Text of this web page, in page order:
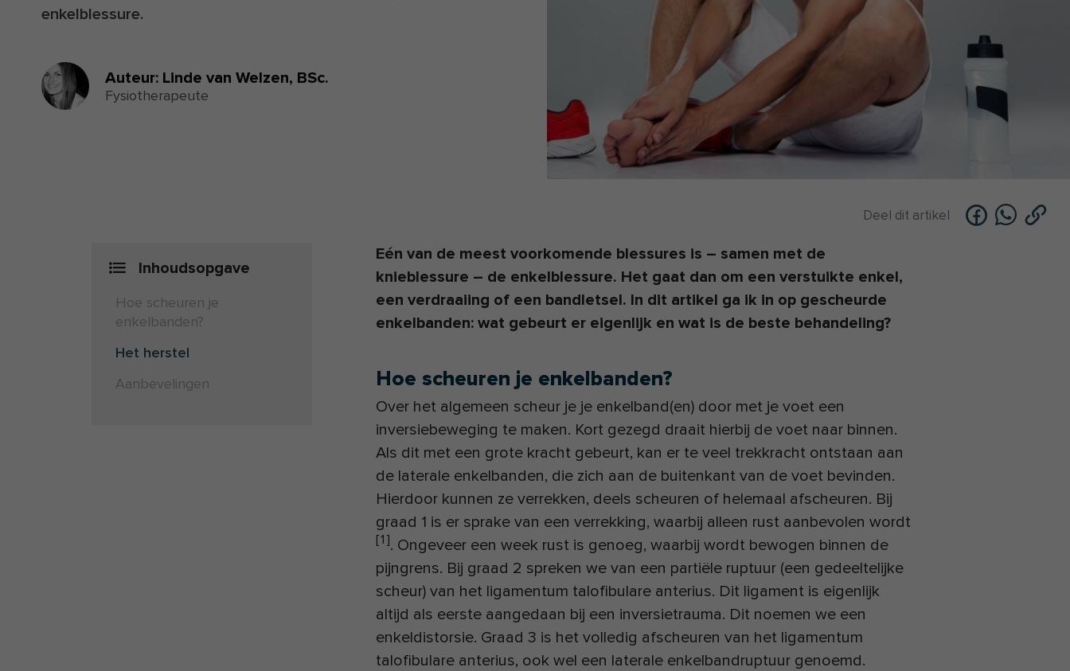
enkelblessure.
Auteur: Linde van Welzen, BSc.
Fysiotherapeute
Inhoudsopgave
Hoe scheuren je
enkelbanden?
Het herstel
Aanbevelingen
Deel dit artikel
Eén van de meest voorkomende blessures is – samen met de
knieblessure – de enkelblessure. Het gaat dan om een verstuikte enkel,
een verdraaiing of een bandletsel. In dit artikel ga ik in op gescheurde
enkelbanden: wat gebeurt er eigenlijk en wat is de beste behandeling?
Hoe scheuren je enkelbanden?
Over het algemeen scheur je je enkelband(en) door met je voet een
inversiebeweging te maken. Kort gezegd draait hierbij de voet naar binnen.
Als dit met een grote kracht gebeurt, kan er te veel trekkracht ontstaan aan
de laterale enkelbanden, die zich aan de buitenkant van de voet bevinden.
Hierdoor kunnen ze verrekken, deels scheuren of helemaal afscheuren. Bij
graad 1 is er sprake van een verrekking, waarbij alleen rust aanbevolen wordt
[1]. Ongeveer een week rust is genoeg, waarbij wordt bewogen binnen de
pijngrens. Bij graad 2 spreken we van een partiële ruptuur (een gedeeltelijke
scheur) van het ligamentum talofibulare anterius. Dit ligament is eigenlijk
altijd als eerste aangedaan bij een inversietrauma. Dit noemen we een
enkeldistorsie. Graad 3 is het volledig afscheuren van het ligamentum
talofibulare anterius, ook wel een laterale enkelbandruptuur genoemd.